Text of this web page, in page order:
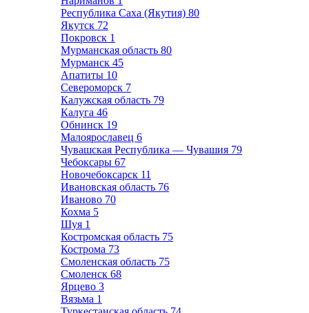
Республика Саха (Якутия) 80
Якутск 72
Покровск 1
Мурманская область 80
Мурманск 45
Апатиты 10
Североморск 7
Калужская область 79
Калуга 46
Обнинск 19
Малоярославец 6
Чувашская Республика — Чувашия 79
Чебоксары 67
Новочебоксарск 11
Ивановская область 76
Иваново 70
Кохма 5
Шуя 1
Костромская область 75
Кострома 73
Смоленская область 75
Смоленск 68
Ярцево 3
Вязьма 1